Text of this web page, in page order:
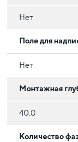
Нет
Поле для
Нет
Монтажная
40.0
Количество